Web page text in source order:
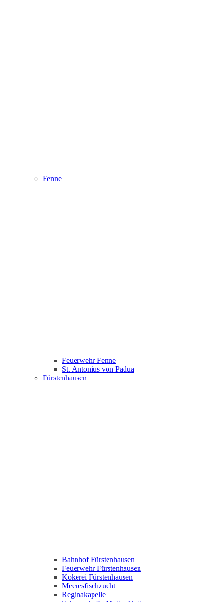
Fenne
Feuerwehr Fenne
St. Antonius von Padua
Fürstenhausen
Bahnhof Fürstenhausen
Feuerwehr Fürstenhausen
Kokerei Fürstenhausen
Meeresfischzucht
Reginakapelle